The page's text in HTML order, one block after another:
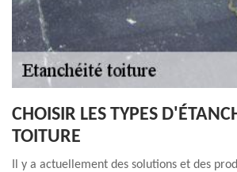
CHOISIR LES TYPES
TOITURE
Il y a actuellement des solutions et des